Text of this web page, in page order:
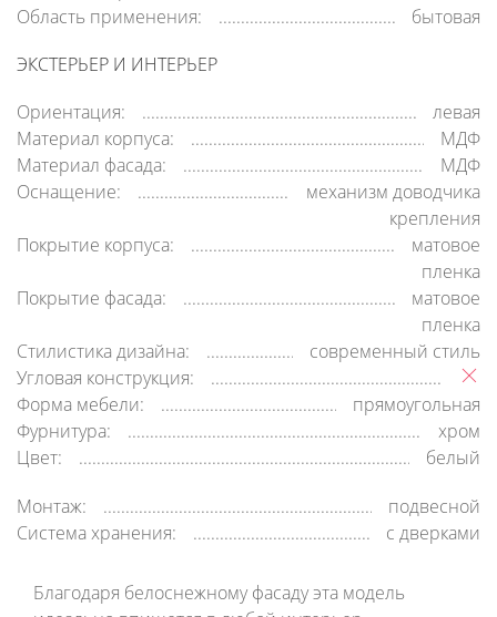
Область применения:
бытовая
ЭКСТЕРЬЕР И ИНТЕРЬЕР
Ориентация:
левая
Материал корпуса:
МДФ
Материал фасада:
МДФ
Оснащение:
механизм доводчика
крепления
Покрытие корпуса:
матовое
пленка
Покрытие фасада:
матовое
пленка
Стилистика дизайна:
современный стиль
Угловая конструкция:
Форма мебели:
прямоугольная
Фурнитура:
хром
Цвет:
белый
Монтаж:
подвесной
Система хранения:
с дверками
Благодаря белоснежному фасаду эта модель